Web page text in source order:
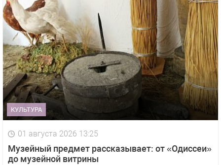
КУЛЬТУРА
01 августа 2026 13:25
Музейный предмет рассказывает: от «Одиссеи»
до музейной витрины